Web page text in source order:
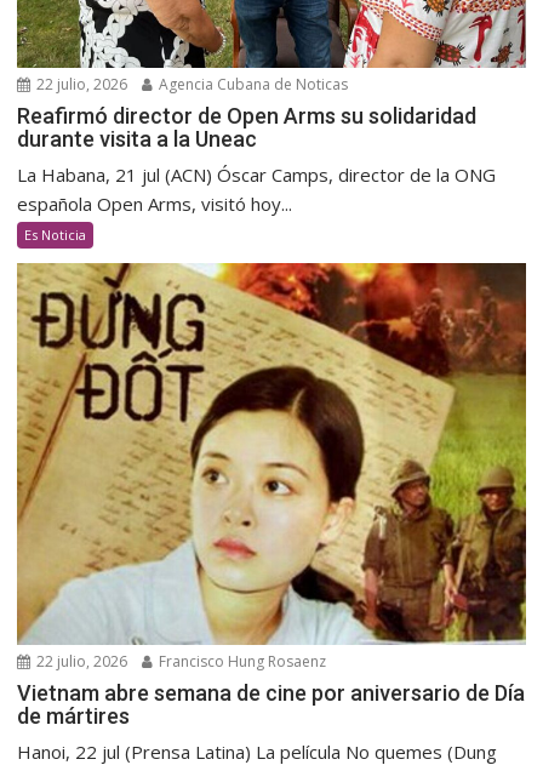
22 julio, 2026 Agencia Cubana de Noticas
Reafirmó director de Open Arms su solidaridad
durante visita a la Uneac
La Habana, 21 jul (ACN) Óscar Camps, director de la ONG
española Open Arms, visitó hoy...
Es Noticia
22 julio, 2026 Francisco Hung Rosaenz
Vietnam abre semana de cine por aniversario de Día
de mártires
Hanoi, 22 jul (Prensa Latina) La película No quemes (Dung